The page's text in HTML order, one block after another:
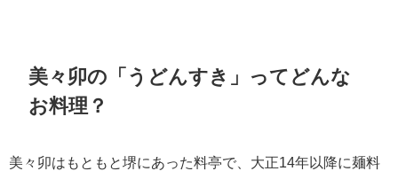
美々卯の「うどんすき」ってどんな
お料理？
美々卯はもともと堺にあった料亭で、大正14年以降に麺料